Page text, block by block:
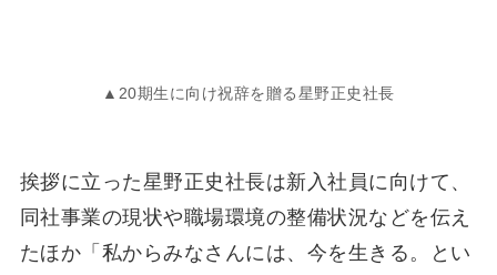
▲20期生に向け祝辞を贈る星野正史社長
挨拶に立った星野正史社長は新入社員に向けて、
同社事業の現状や職場環境の整備状況などを伝え
たほか「私からみなさんには、今を生きる。とい